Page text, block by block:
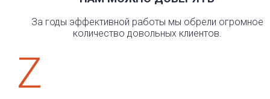
За годы эффективной работы мы обрели огромное
количество довольных клиентов.
Z